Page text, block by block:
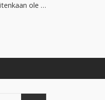
ole …